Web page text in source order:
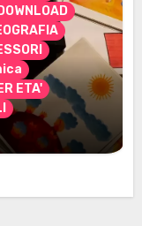
DOWNLOAD
ETA'
stampabili